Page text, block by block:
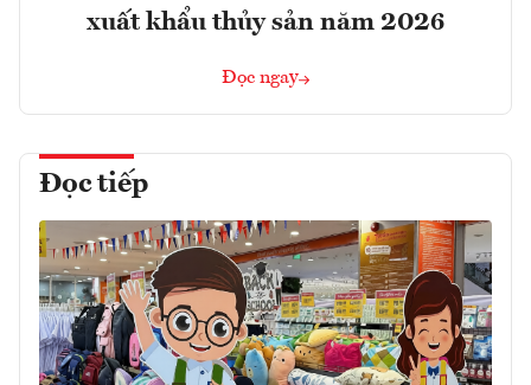
xuất khẩu thủy sản năm 2026
Đọc ngay
Đọc tiếp